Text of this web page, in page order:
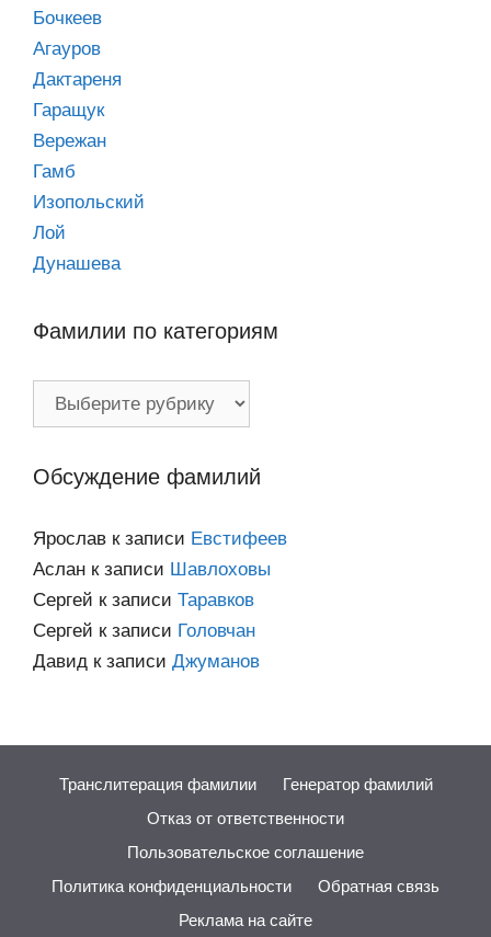
Бочкеев
Агауров
Дактареня
Гаращук
Вережан
Гамб
Изопольский
Лой
Дунашева
Фамилии по категориям
Обсуждение фамилий
Ярослав к записи Евстифеев
Аслан к записи Шавлоховы
Сергей к записи Таравков
Сергей к записи Головчан
Давид к записи Джуманов
Транслитерация фамилии
Генератор фамилий
Отказ от ответственности
Пользовательское соглашение
Политика конфиденциальности
Обратная связь
Реклама на сайте